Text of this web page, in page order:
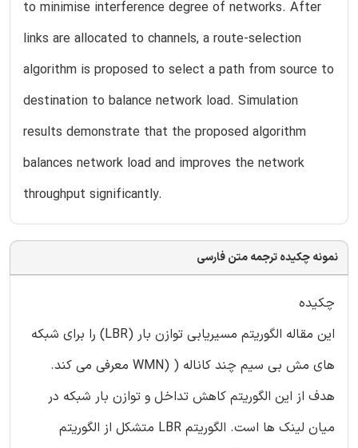
to minimise interference degree of networks. After
links are allocated to channels, a route-selection
algorithm is proposed to select a path from source to
destination to balance network load. Simulation
results demonstrate that the proposed algorithm
balances network load and improves the network
throughput significantly.
نمونه چکیده ترجمه متن فارسی
چکیده
این مقاله الگوریتم مسیریابی توازن بار (LBR) را برای شبکه
های مش بی سیم چند کاناله ( (WMN معرفی می کند.
هدف از این الگوریتم کاهش تداخل و توازن بار شبکه در
میان لینک ها است. الگوریتم LBR متشکل از الگوریتم